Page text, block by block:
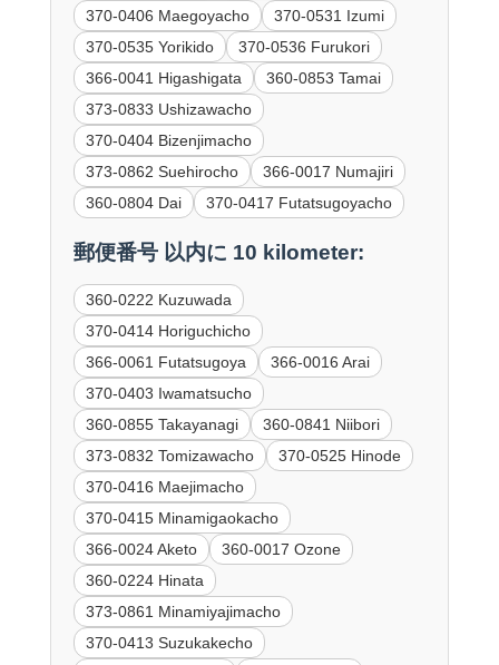
370-0406 Maegoyacho
370-0531 Izumi
370-0535 Yorikido
370-0536 Furukori
366-0041 Higashigata
360-0853 Tamai
373-0833 Ushizawacho
370-0404 Bizenjimacho
373-0862 Suehirocho
366-0017 Numajiri
360-0804 Dai
370-0417 Futatsugoyacho
郵便番号 以内に 10 kilometer:
360-0222 Kuzuwada
370-0414 Horiguchicho
366-0061 Futatsugoya
366-0016 Arai
370-0403 Iwamatsucho
360-0855 Takayanagi
360-0841 Niibori
373-0832 Tomizawacho
370-0525 Hinode
370-0416 Maejimacho
370-0415 Minamigaokacho
366-0024 Aketo
360-0017 Ozone
360-0224 Hinata
373-0861 Minamiyajimacho
370-0413 Suzukakecho